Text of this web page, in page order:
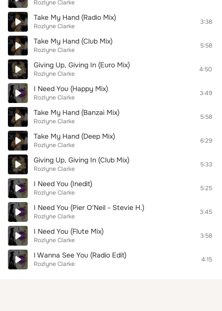
Rozlyne Clarke
Take My Hand (Radio Mix)
Rozlyne Clarke
3:38
Take My Hand (Club Mix)
Rozlyne Clarke
5:58
Giving Up, Giving In (Euro Mix)
Rozlyne Clarke
4:50
I Need You (Happy Mix)
Rozlyne Clarke
3:49
Take My Hand (Banzai Mix)
Rozlyne Clarke
5:58
Take My Hand (Deep Mix)
Rozlyne Clarke
6:29
Giving Up, Giving In (Club Mix)
Rozlyne Clarke
5:33
I Need You (Inedit)
Rozlyne Clarke
5:25
I Need You (Pier O'Neil - Stevie H.)
Rozlyne Clarke
3:45
I Need You (Flute Mix)
Rozlyne Clarke
3:58
I Wanna See You (Radio Edit)
Rozlyne Clarke
4:15